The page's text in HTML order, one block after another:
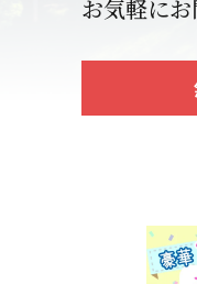
お気軽にお